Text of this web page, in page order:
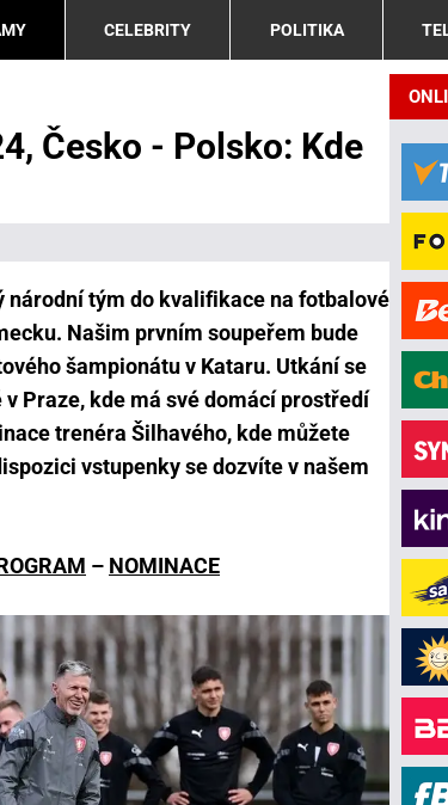
CELEBRITY POLITIKA
Česko - Polsko: Kde
národní tým do kvalifikace na fotbalové
Našim prvním soupeřem bude
šampionátu v Kataru. Utkání se
Praze, kde má své domácí prostředí
trenéra Šilhavého, kde můžete
vstupenky se dozvíte v našem
– NOMINACE